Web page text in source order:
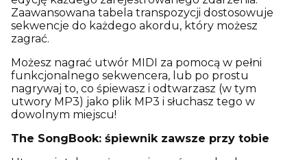
Zaawansowana tabela transpozycji dostosowuje
sekwencje do każdego akordu, który możesz
zagrać.
Możesz nagrać utwór MIDI za pomocą w pełni
funkcjonalnego sekwencera, lub po prostu
nagrywaj to, co śpiewasz i odtwarzasz (w tym
utwory MP3) jako plik MP3 i słuchasz tego w
dowolnym miejscu!
The SongBook: śpiewnik zawsze przy tobie